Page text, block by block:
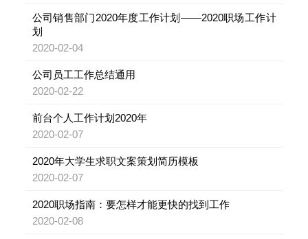
公司销售部门2020年度工作计划——2020职场工作计
划
2020-02-04
公司员工工作总结通用
2020-02-22
前台个人工作计划2020年
2020-02-07
2020年大学生求职文案策划简历模板
2020-02-07
2020职场指南：要怎样才能更快的找到工作
2020-02-08